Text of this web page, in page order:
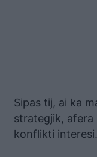
Sipas tij, ai ka
strategjik,
konflikti